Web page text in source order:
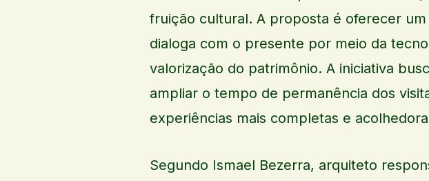
fruição cultural. A proposta é oferecer
dialoga com o presente por meio da
valorização do patrimônio. A iniciativa
ampliar o tempo de permanência dos
experiências mais completas e
Segundo Ismael Bezerra, arquiteto